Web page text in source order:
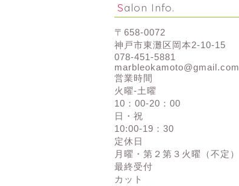
Salon Info.
〒658-0072
神戸市東灘区岡本2-10-15
078-451-5881
marbleokamoto@gmail.com
営業時間
火曜-土曜
10：00-20：00
日・祝
10:00-19：30
定休日
月曜・第２第３火曜（不定）
最終受付
カット